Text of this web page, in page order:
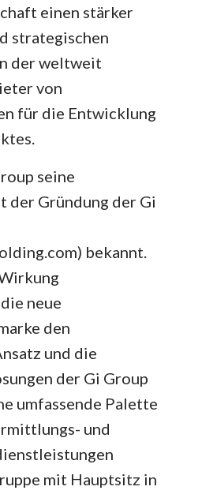
einen stärker
strategischen
der weltweit
von
für die Entwicklung
seine
der Gründung der Gi
bekannt.
neue
den
und die
der Gi Group
umfassende Palette
und
mit Hauptsitz in